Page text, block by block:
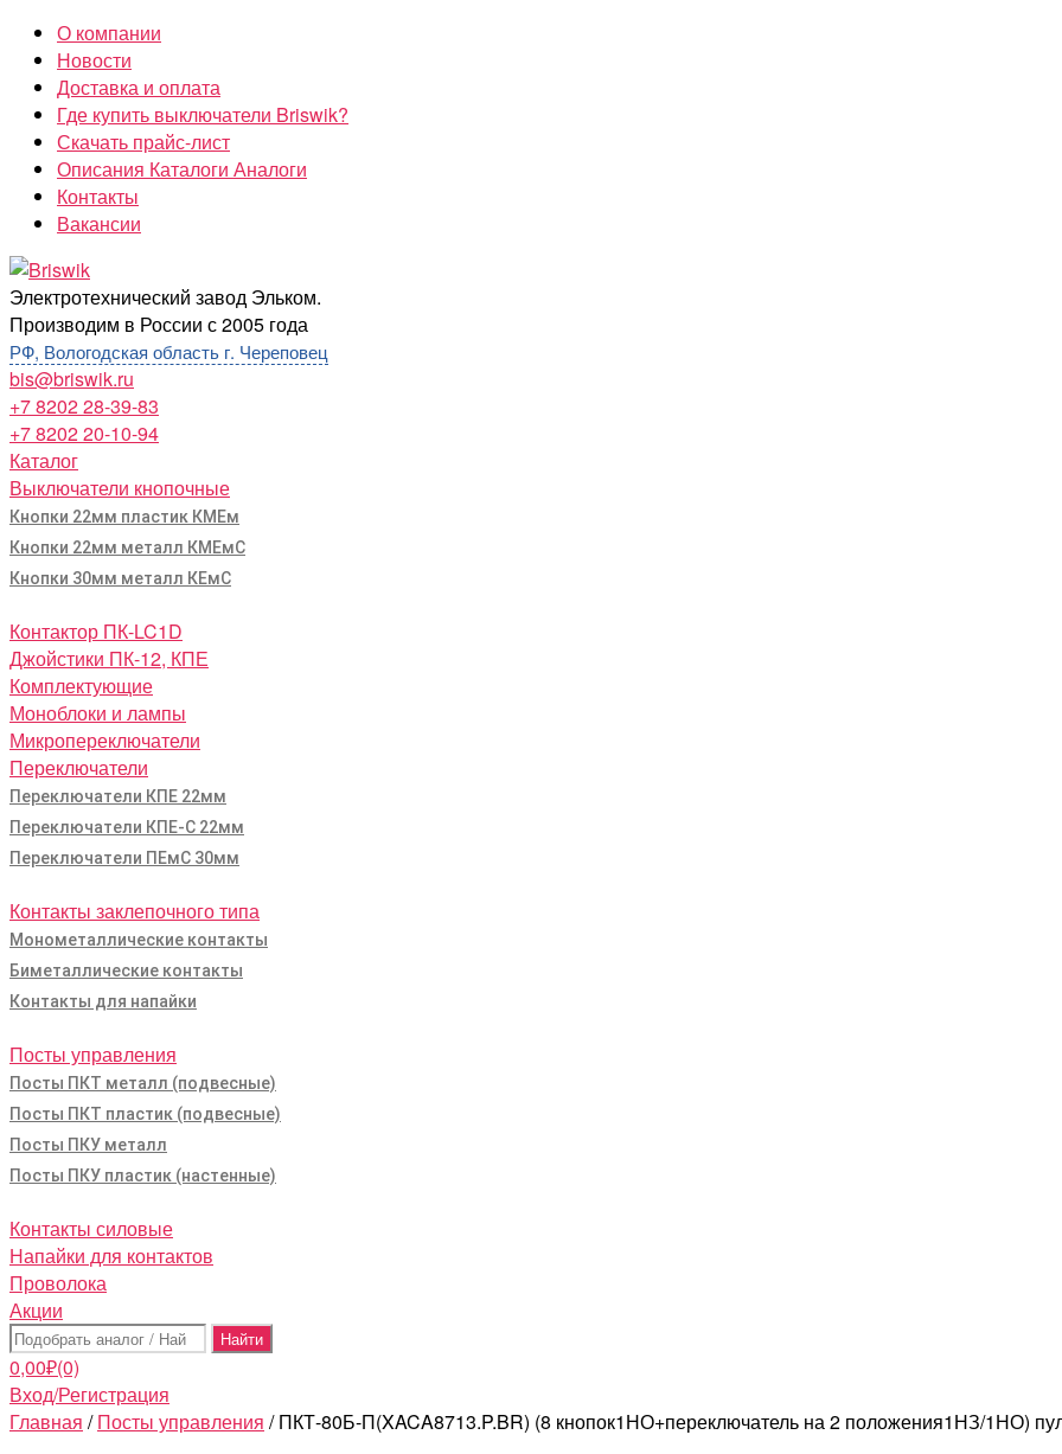
Перейти
содержимому
О компании
Новости
Доставка и оплата
Где купить выключатели Briswik?
Скачать прайс-лист
Описания Каталоги Аналоги
Контакты
Вакансии
Briswik
Электротехнический завод Эльком.
Производим в России с 2005 года
РФ, Вологодская область г. Череповец
bis@briswik.ru
+7 8202 28-39-83
+7 8202 20-10-94
Каталог
Выключатели кнопочные
Кнопки 22мм пластик КМЕм
Кнопки 22мм металл КМЕмС
Кнопки 30мм металл КЕмС
Контактор ПК-LC1D
Джойстики ПК-12, КПЕ
Комплектующие
Моноблоки и лампы
Микропереключатели
Переключатели
Переключатели КПЕ 22мм
Переключатели КПЕ-С 22мм
Переключатели ПЕмС 30мм
Контакты заклепочного типа
Монометаллические контакты
Биметаллические контакты
Контакты для напайки
Посты управления
Посты ПКТ металл (подвесные)
Посты ПКТ пластик (подвесные)
Посты ПКУ металл
Посты ПКУ пластик (настенные)
Контакты силовые
Напайки для контактов
Проволока
Акции
Поиск:
0,00₽(0)
Вход/Регистрация
Главная /Посты управления / ПКТ-80Б-П(XACA8713.P.BR) (8 кнопок1НО+переключатель на 2 положения1НЗ/1НО)